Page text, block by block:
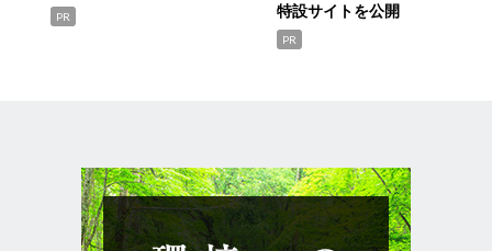
PR
特設サイトを公開
PR